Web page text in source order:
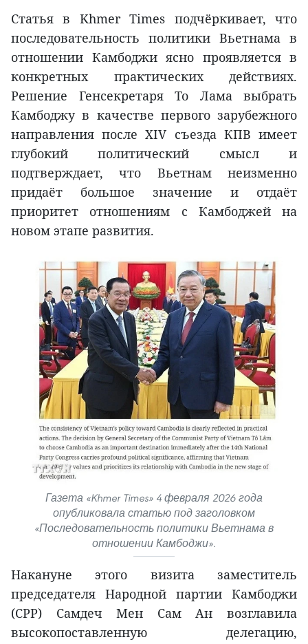
Статья в Khmer Times подчёркивает, что
последовательность политики Вьетнама в
отношении Камбоджи ясно проявляется в
конкретных практических действиях.
Решение Генсекретаря То Лама выбрать
Камбоджу в качестве первого зарубежного
направления после XIV съезда КПВ имеет
глубокий политический смысл и
подтверждает, что Вьетнам неизменно
придаёт большое значение и отдаёт
приоритет отношениям с Камбоджей на
новом этапе развития.
Газета «Khmer Times» 4 февраля 2026 года
опубликовала статью под заголовком
«Последовательность политики Вьетнама в
отношении Камбоджи».
Накануне этого визита заместитель
председателя Народной партии Камбоджи
(CPP) Самдеч Мен Сам Ан возглавила
высокопоставленную делегацию,